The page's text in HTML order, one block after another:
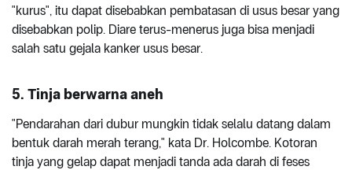
"kurus", itu dapat disebabkan pembatasan di usus besar yang
disebabkan polip. Diare terus-menerus juga bisa menjadi
salah satu gejala kanker usus besar.
5. Tinja berwarna aneh
"Pendarahan dari dubur mungkin tidak selalu datang dalam
bentuk darah merah terang," kata Dr. Holcombe. Kotoran
tinja yang gelap dapat menjadi tanda ada darah di feses